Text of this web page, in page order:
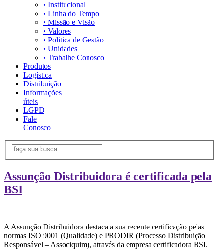
• Institucional
• Linha do Tempo
• Missão e Visão
• Valores
• Politica de Gestão
• Unidades
• Trabalhe Conosco
Produtos
Logística
Distribuição
Informações
úteis
LGPD
Fale
Conosco
Assunção Distribuidora é certificada pela
BSI
A Assunção Distribuidora destaca a sua recente certificação pelas
normas ISO 9001 (Qualidade) e PRODIR (Processo Distribuição
Responsável – Associquim), através da empresa certificadora BSI.